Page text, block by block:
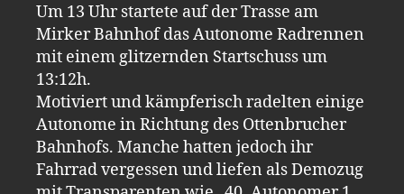
Um 13 Uhr startete auf der Trasse am
Mirker Bahnhof das Autonome Radrennen
mit einem glitzernden Startschuss um
13:12h.
Motiviert und kämpferisch radelten einige
Autonome in Richtung des Ottenbrucher
Bahnhofs. Manche hatten jedoch ihr
Fahrrad vergessen und liefen als Demozug